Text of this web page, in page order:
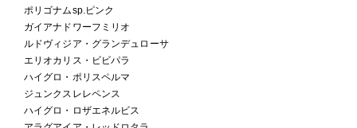
ポリゴナムsp.ピンク
ガイアナドワーフミリオ
ルドヴィジア・グランデュローサ
エリオカリス・ビビパラ
ハイグロ・ポリスペルマ
ジュンクスレレペンス
ハイグロ・ロザエネルビス